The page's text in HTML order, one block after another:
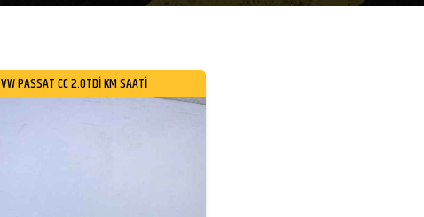
VW PASSAT CC 2.0TDİ KM SAATİ